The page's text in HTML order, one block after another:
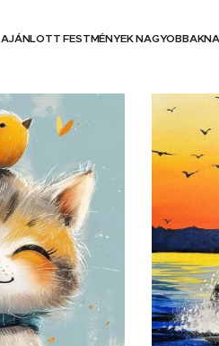
AJÁNLOTT FESTMÉNYEK